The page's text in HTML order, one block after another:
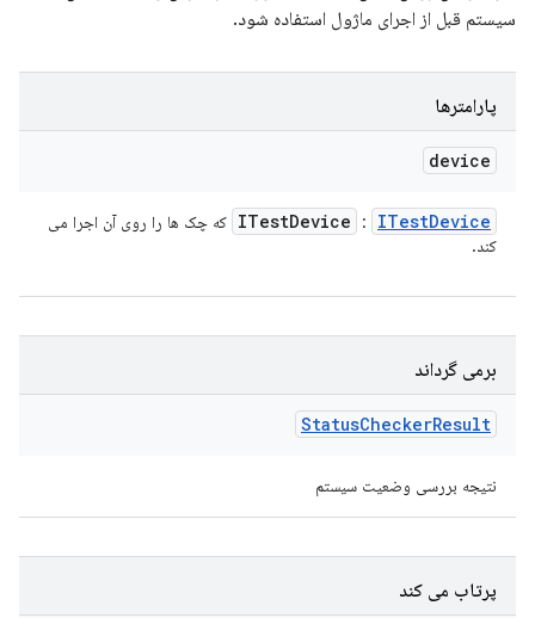
سیستم قبل از اجرای ماژول استفاده شود.
پارامترها
device
ITestDevice : ITestDevice
که چک ها را روی آن اجرا می
کند.
برمی گرداند
StatusCheckerResult
نتیجه بررسی وضعیت سیستم
پرتاب می کند